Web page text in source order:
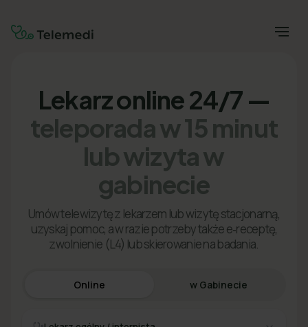
Lekarz online 24/7 —
teleporada w 15 minut
lub wizyta w
gabinecie
Umów telewizytę z lekarzem lub wizytę stacjonarną,
uzyskaj pomoc, a w razie potrzeby także e‑receptę,
zwolnienie (L4) lub skierowanie na badania.
Online w Gabinecie